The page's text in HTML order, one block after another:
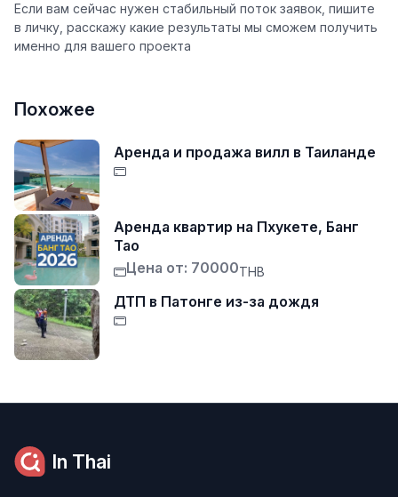
Если вам сейчас нужен стабильный поток заявок, пишите
в личку, расскажу какие результаты мы сможем получить
именно для вашего проекта️
Похожее
Аренда и продажа вилл в Таиланде
Аренда квартир на Пхукете, Банг
Тао
Цена от: 70000THB
ДТП в Патонге из-за дождя
In Thai